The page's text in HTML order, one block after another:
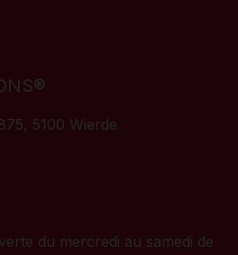
5100 Wierde
du mercredi au samedi de